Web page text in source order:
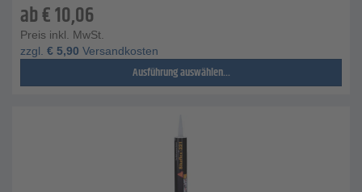
ab€10,06
Preis inkl. MwSt.
zzgl. € 5,90 Versandkosten
Ausführung auswählen...